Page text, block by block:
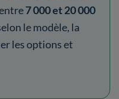
7 000 et 20 000
le modèle, la
les options et